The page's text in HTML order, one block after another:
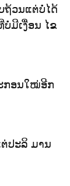
ຖ້ວນແຕ່ບໍ່ໄດ້
ມີເງື່ອນ ໄຂ
ກອນໃໝ່ອີກ
ປະລິ ມານ